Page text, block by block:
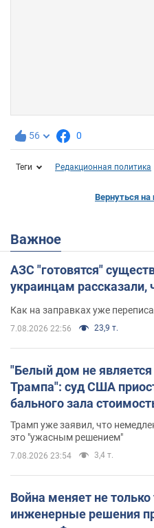
56 0
Теги Редакционная политика
Вернуться на
Важное
АЗС "готовятся"
украинцам рассказали,
Как на заправках уже
7.08.2026 22:56 23,9 т.
"Белый дом не
Трампа": суд США
бального зала
Трамп уже заявил, что
это "ужасным решением"
7.08.2026 23:54 3,4 т.
Война меняет не
инженерные решения